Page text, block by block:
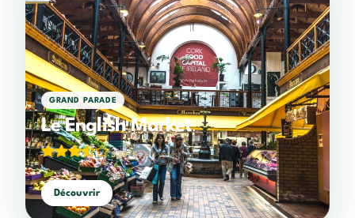
GRAND PARADE
Le English Market
3,89/5(398 votes)
Découvrir